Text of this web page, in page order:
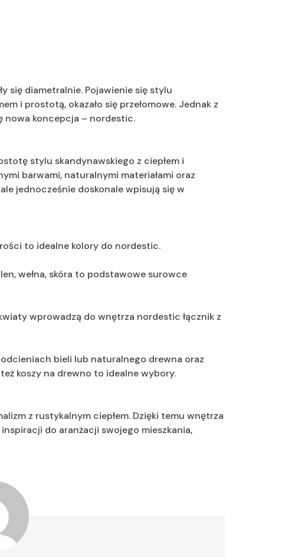
się diametralnie. Pojawienie się stylu
i prostotą, okazało się przełomowe. Jednak z
nowa koncepcja – nordestic.
stylu skandynawskiego z ciepłem i
barwami, naturalnymi materiałami oraz
jednocześnie doskonale wpisują się w
to idealne kolory do nordestic.
wełna, skóra to podstawowe surowce
wprowadzą do wnętrza nordestic łącznik z
bieli lub naturalnego drewna oraz
koszy na drewno to idealne wybory.
z rustykalnym ciepłem. Dzięki temu wnętrza
do aranżacji swojego mieszkania,